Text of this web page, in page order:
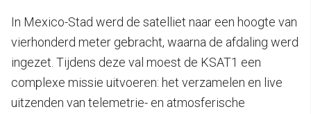
In Mexico-Stad werd de satelliet naar een hoogte van
vierhonderd meter gebracht, waarna de afdaling werd
ingezet. Tijdens deze val moest de KSAT1 een
complexe missie uitvoeren: het verzamelen en live
uitzenden van telemetrie- en atmosferische